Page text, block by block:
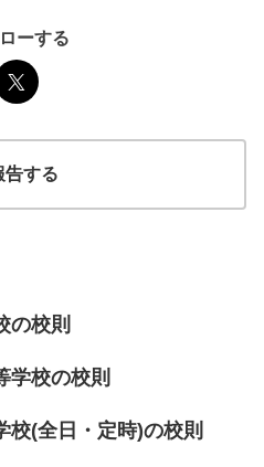
ーする
告する
の校則
学校の校則
校(全日・定時)の校則